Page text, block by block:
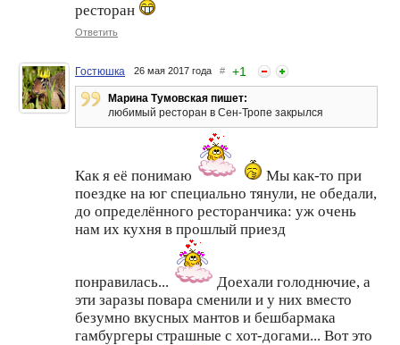
Ксения Собчак опять
беременна
Ксения Собчак –
противница татуировок,
филлеров и силикона
ресторан
Ответить
Гостюшка 26 мая 2017 года # +1
Марина Тумовская пишет:
любимый ресторан в Сен-Тропе закрылся
Как я её понимаю
Мы как-то при
поездке на юг специально тянули, не обедали,
до определённого ресторанчика: уж очень
нам их кухня в прошлый приезд
понравилась...
Доехали голоднючие, а
эти заразы повара сменили и у них вместо
безумно вкусных мантов и бешбармака
гамбургеры страшные с хот-догами... Вот это